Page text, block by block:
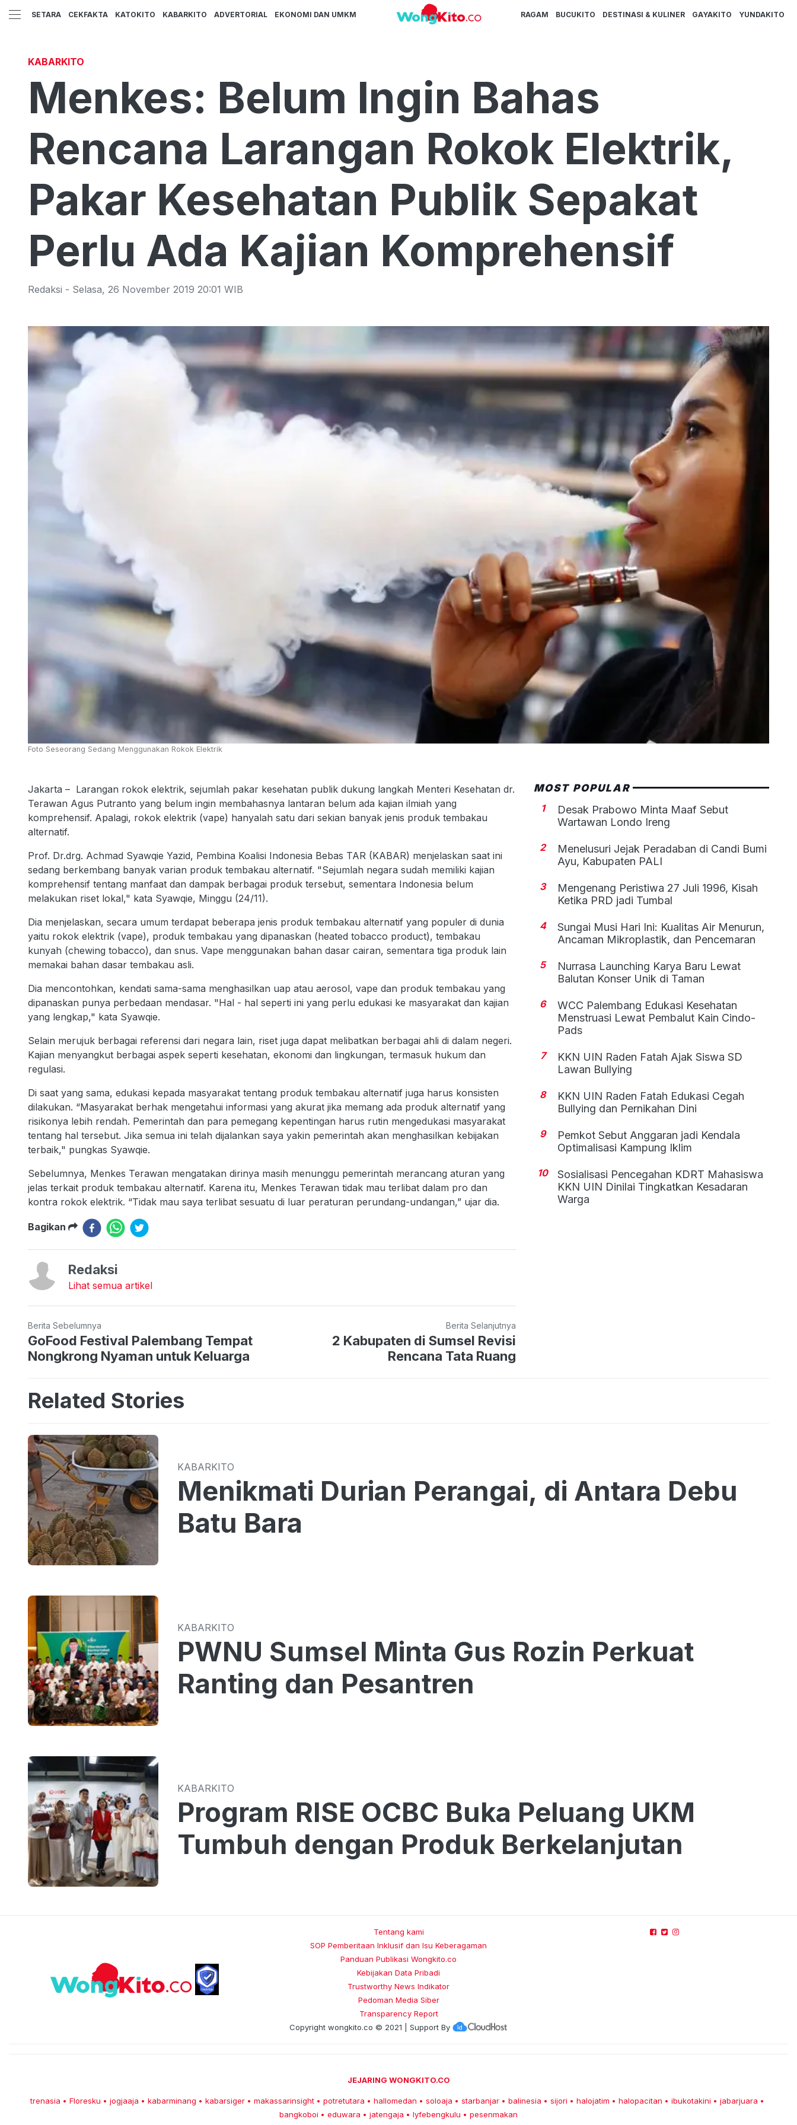
SETARA CEKFAKTA KATOKITO KABARKITO ADVERTORIAL EKONOMI DAN UMKM RAGAM BUCUKITO DESTINASI & KULINER GAYAKITO YUNDAKITO
KABARKITO
Menkes: Belum Ingin Bahas
Rencana Larangan Rokok Elektrik,
Pakar Kesehatan Publik Sepakat
Perlu Ada Kajian Komprehensif
Redaksi - Selasa, 26 November 2019 20:01 WIB
Foto Seseorang Sedang Menggunakan Rokok Elektrik
Jakarta – Larangan rokok elektrik, sejumlah pakar kesehatan publik dukung langkah Menteri Kesehatan dr.
Terawan Agus Putranto yang belum ingin membahasnya lantaran belum ada kajian ilmiah yang
komprehensif. Apalagi, rokok elektrik (vape) hanyalah satu dari sekian banyak jenis produk tembakau
alternatif.
Prof. Dr.drg. Achmad Syawqie Yazid, Pembina Koalisi Indonesia Bebas TAR (KABAR) menjelaskan saat ini
sedang berkembang banyak varian produk tembakau alternatif. "Sejumlah negara sudah memiliki kajian
komprehensif tentang manfaat dan dampak berbagai produk tersebut, sementara Indonesia belum
melakukan riset lokal," kata Syawqie, Minggu (24/11).
Dia menjelaskan, secara umum terdapat beberapa jenis produk tembakau alternatif yang populer di dunia
yaitu rokok elektrik (vape), produk tembakau yang dipanaskan (heated tobacco product), tembakau
kunyah (chewing tobacco), dan snus. Vape menggunakan bahan dasar cairan, sementara tiga produk lain
memakai bahan dasar tembakau asli.
Dia mencontohkan, kendati sama-sama menghasilkan uap atau aerosol, vape dan produk tembakau yang
dipanaskan punya perbedaan mendasar. "Hal - hal seperti ini yang perlu edukasi ke masyarakat dan kajian
yang lengkap," kata Syawqie.
Selain merujuk berbagai referensi dari negara lain, riset juga dapat melibatkan berbagai ahli di dalam negeri.
Kajian menyangkut berbagai aspek seperti kesehatan, ekonomi dan lingkungan, termasuk hukum dan
regulasi.
Di saat yang sama, edukasi kepada masyarakat tentang produk tembakau alternatif juga harus konsisten
dilakukan. “Masyarakat berhak mengetahui informasi yang akurat jika memang ada produk alternatif yang
risikonya lebih rendah. Pemerintah dan para pemegang kepentingan harus rutin mengedukasi masyarakat
tentang hal tersebut. Jika semua ini telah dijalankan saya yakin pemerintah akan menghasilkan kebijakan
terbaik," pungkas Syawqie.
Sebelumnya, Menkes Terawan mengatakan dirinya masih menunggu pemerintah merancang aturan yang
jelas terkait produk tembakau alternatif. Karena itu, Menkes Terawan tidak mau terlibat dalam pro dan
kontra rokok elektrik. “Tidak mau saya terlibat sesuatu di luar peraturan perundang-undangan,” ujar dia.
Bagikan
Redaksi
Lihat semua artikel
Berita Sebelumnya
GoFood Festival Palembang Tempat
Nongkrong Nyaman untuk Keluarga
Berita Selanjutnya
2 Kabupaten di Sumsel Revisi
Rencana Tata Ruang
MOST POPULAR
1
Desak Prabowo Minta Maaf Sebut
Wartawan Londo Ireng
2
Menelusuri Jejak Peradaban di Candi Bumi
Ayu, Kabupaten PALI
3
Mengenang Peristiwa 27 Juli 1996, Kisah
Ketika PRD jadi Tumbal
4
Sungai Musi Hari Ini: Kualitas Air Menurun,
Ancaman Mikroplastik, dan Pencemaran
5
Nurrasa Launching Karya Baru Lewat
Balutan Konser Unik di Taman
6
WCC Palembang Edukasi Kesehatan
Menstruasi Lewat Pembalut Kain Cindo-
Pads
7
KKN UIN Raden Fatah Ajak Siswa SD
Lawan Bullying
8
KKN UIN Raden Fatah Edukasi Cegah
Bullying dan Pernikahan Dini
9
Pemkot Sebut Anggaran jadi Kendala
Optimalisasi Kampung Iklim
10
Sosialisasi Pencegahan KDRT Mahasiswa
KKN UIN Dinilai Tingkatkan Kesadaran
Warga
Related Stories
KABARKITO
Menikmati Durian Perangai, di Antara Debu
Batu Bara
KABARKITO
PWNU Sumsel Minta Gus Rozin Perkuat
Ranting dan Pesantren
KABARKITO
Program RISE OCBC Buka Peluang UKM
Tumbuh dengan Produk Berkelanjutan
Tentang kami
SOP Pemberitaan Inklusif dan Isu Keberagaman
Panduan Publikasi Wongkito.co
Kebijakan Data Pribadi
Trustworthy News Indikator
Pedoman Media Siber
Transparency Report
Copyright wongkito.co © 2021 | Support By
JEJARING WONGKITO.CO
trenasia • Floresku • jogjaaja • kabarminang • kabarsiger • makassarinsight • potretutara • hallomedan • soloaja • starbanjar • balinesia • sijori • halojatim • halopacitan • ibukotakini • jabarjuara •
bangkoboi • eduwara • jatengaja • lyfebengkulu • pesenmakan